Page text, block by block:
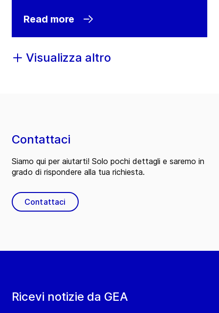
Read more
Visualizza altro
Ricevi notizie da GEA
Contattaci
Siamo qui per aiutarti! Solo pochi dettagli e saremo in
grado di rispondere alla tua richiesta.
Contattaci